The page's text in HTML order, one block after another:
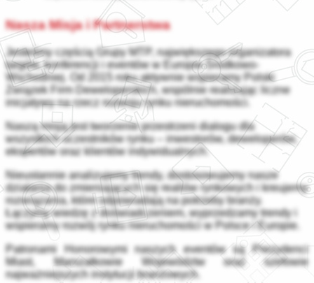
Nasza Misja i Partnerstwa
Jesteśmy częścią Grupy MTP, największego organizatora
targów, konferencji i eventów w Europie Środkowo-
Wschodniej. Od 2015 roku aktywnie wspieramy Polski
Związek Firm Deweloperskich, wspólnie realizując liczne
inicjatywy na rzecz rozwoju rynku nieruchomości.
Naszą misją jest tworzenie przestrzeni dialogu dla
wszystkich uczestników rynku – inwestorów, deweloperów,
ekspertów oraz klientów indywidualnych.
Nieustannie analizujemy trendy, dostosowujemy nasze
działania do zmieniających się realiów rynkowych i kreujemy
rozwiązania, które odpowiadają na potrzeby branży.
Łączymy wiedzę z doświadczeniem, wyprzedzamy trendy i
wspieramy rozwój rynku nieruchomości w Polsce i Europie.
Patronami Honorowymi naszych eventów są Prezydenci
Miast, Marszałkowie Województw oraz szefowie
najważniejszych instytucji branżowych.